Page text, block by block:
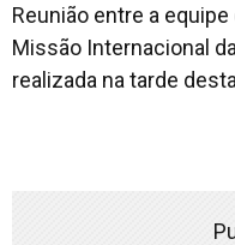
Reunião entre a
Missão Internacional
realizada na tarde